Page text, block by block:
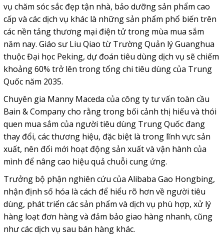
vụ chăm sóc sắc đẹp tận nhà, bảo dưỡng sản phẩm cao
cấp và các dịch vụ khác là những sản phẩm phổ biến trên
các nền tảng thương mại điện tử trong mùa mua sắm
năm nay. Giáo sư Liu Qiao từ Trường Quản lý Guanghua
thuộc Đại học Peking, dự đoán tiêu dùng dịch vụ sẽ chiếm
khoảng 60% trở lên trong tổng chi tiêu dùng của Trung
Quốc năm 2035.
Chuyên gia Manny Maceda của công ty tư vấn toàn cầu
Bain & Company cho rằng trong bối cảnh thị hiếu và thói
quen mua sắm của người tiêu dùng Trung Quốc đang
thay đổi, các thương hiệu, đặc biệt là trong lĩnh vực sản
xuất, nên đổi mới hoạt động sản xuất và vận hành của
mình để nâng cao hiệu quả chuỗi cung ứng.
Trưởng bộ phận nghiên cứu của Alibaba Gao Hongbing,
nhận định số hóa là cách để hiểu rõ hơn về người tiêu
dùng, phát triển các sản phẩm và dịch vụ phù hợp, xử lý
hàng loạt đơn hàng và đảm bảo giao hàng nhanh, cũng
như các dịch vụ sau bán hàng khác.